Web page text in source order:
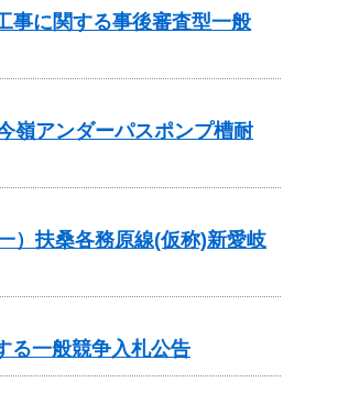
事に関する事後審査型一般
嶺アンダーパスポンプ槽耐
）扶桑各務原線(仮称)新愛岐
る一般競争入札公告